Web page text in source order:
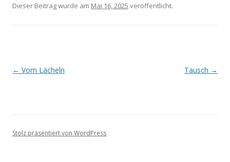
Dieser Beitrag wurde am Mai 16, 2025 veröffentlicht.
Beitragsnavigation
← Vom Lächeln Tausch →
Stolz präsentiert von WordPress